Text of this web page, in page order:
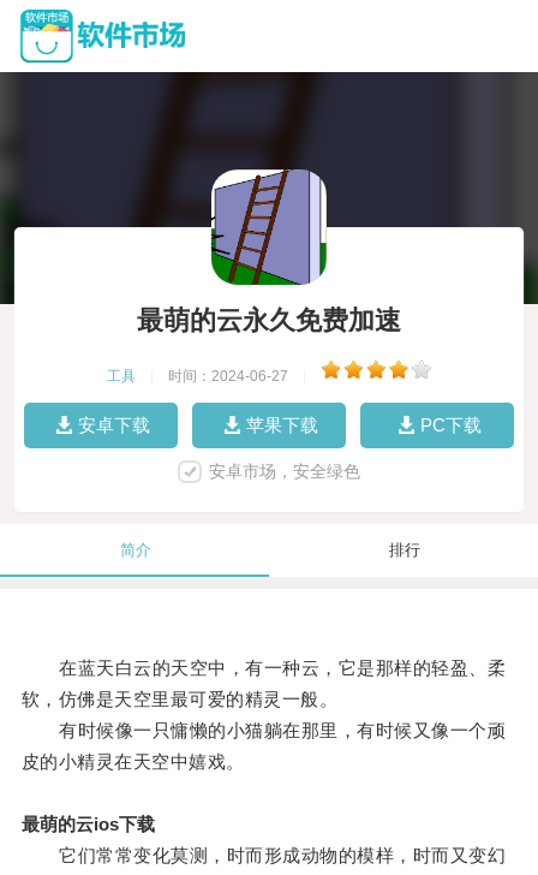
最萌的云永久免费加速
工具 时间：2024-06-27
安卓下载 苹果下载 PC下载
安卓市场，安全绿色
简介 排行
在蓝天白云的天空中，有一种云，它是那样的轻盈、柔
软，仿佛是天空里最可爱的精灵一般。
有时候像一只慵懒的小猫躺在那里，有时候又像一个顽
皮的小精灵在天空中嬉戏。
最萌的云ios下载
它们常常变化莫测，时而形成动物的模样，时而又变幻